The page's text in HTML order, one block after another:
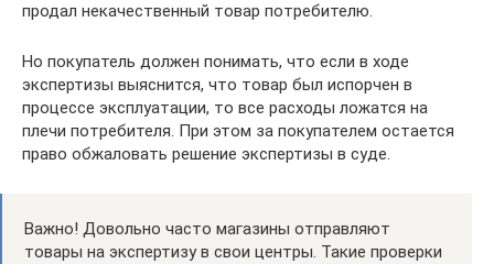
продал некачественный товар потребителю.
Но покупатель должен понимать, что если в ходе
экспертизы выяснится, что товар был испорчен в
процессе эксплуатации, то все расходы ложатся на
плечи потребителя. При этом за покупателем остается
право обжаловать решение экспертизы в суде.
Важно! Довольно часто магазины отправляют
товары на экспертизу в свои центры. Такие проверки